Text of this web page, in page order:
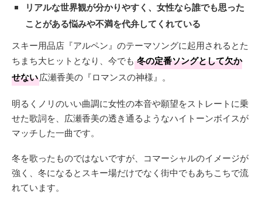
リアルな世界観が分かりやすく、女性なら誰でも思った
ことがある悩みや不満を代弁してくれている
スキー用品店『アルペン』のテーマソングに起用されるとた
ちまち大ヒットとなり、今でも 冬の定番ソングとして欠か
せない広瀬香美の『ロマンスの神様』。
明るくノリのいい曲調に女性の本音や願望をストレートに乗
せた歌詞を、広瀬香美の透き通るようなハイトーンボイスが
マッチした一曲です。
冬を歌ったものではないですが、コマーシャルのイメージが
強く、冬になるとスキー場だけでなく街中でもあちこちで流
れています。